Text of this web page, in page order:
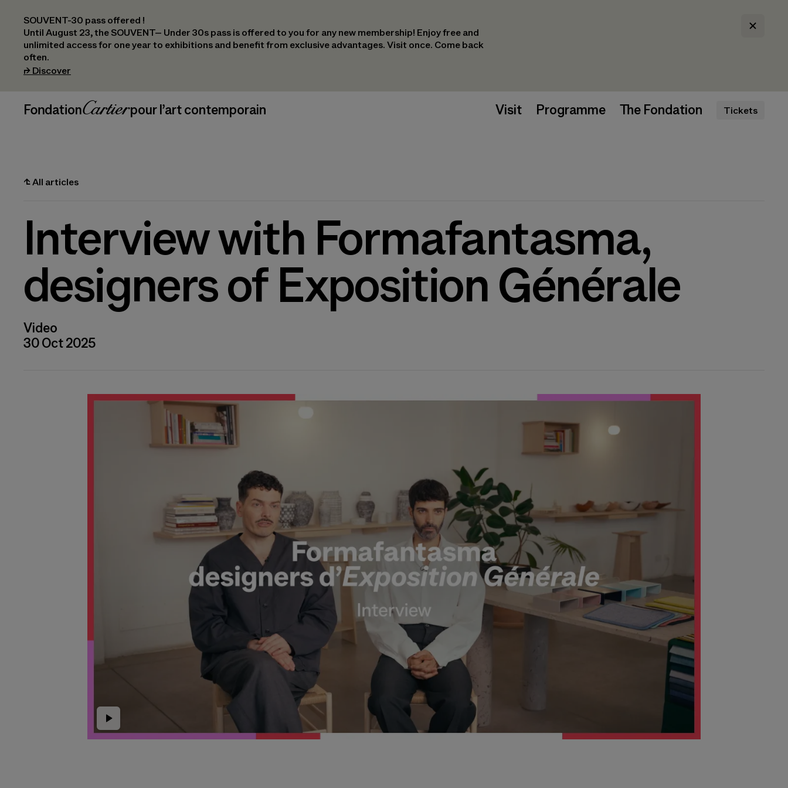
SOUVENT-30 pass offered !
Until August 23, the SOUVENT– Under 30s pass is offered to you for any new membership! Enjoy free and
unlimited access for one year to exhibitions and benefit from exclusive advantages. Visit once. Come back
often.
⮣ Discover
_logoFondation Cartier
pour l’art contemporain Visit Programme The Fondation Tickets
⮤All articles
Interview with Formafantasma,
designers of Exposition Générale
Video
30 Oct 2025